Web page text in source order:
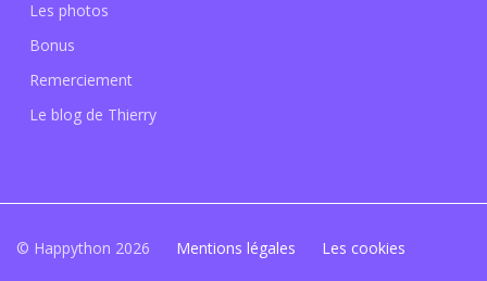
Les photos
Bonus
Remerciement
Le blog de Thierry
© Happython 2026 Mentions légales Les cookies